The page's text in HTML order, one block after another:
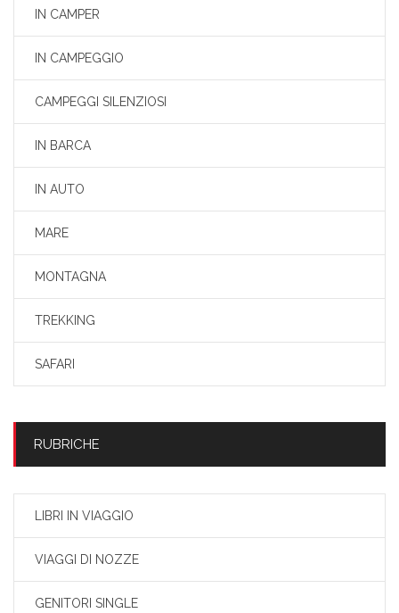
IN CAMPER
IN CAMPEGGIO
CAMPEGGI SILENZIOSI
IN BARCA
IN AUTO
MARE
MONTAGNA
TREKKING
SAFARI
RUBRICHE
LIBRI IN VIAGGIO
VIAGGI DI NOZZE
GENITORI SINGLE